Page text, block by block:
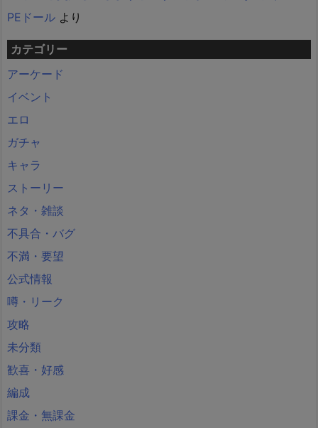
PEドール より
カテゴリー
アーケード
イベント
エロ
ガチャ
キャラ
ストーリー
ネタ・雑談
不具合・バグ
不満・要望
公式情報
噂・リーク
攻略
未分類
歓喜・好感
編成
課金・無課金